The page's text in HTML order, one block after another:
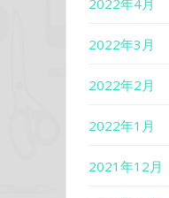
2022年4月
2022年3月
2022年2月
2022年1月
2021年12月